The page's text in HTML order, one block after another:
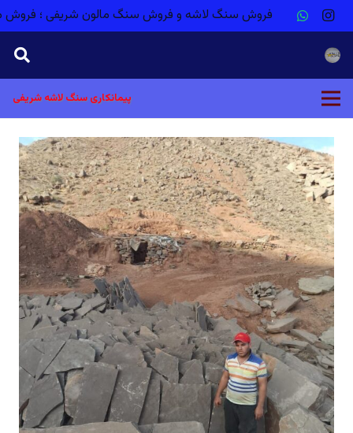
فروش سنگ لاشه و فروش سنگ مالون شریفی ؛ فروش
پیمانکاری سنگ لاشه شریفی